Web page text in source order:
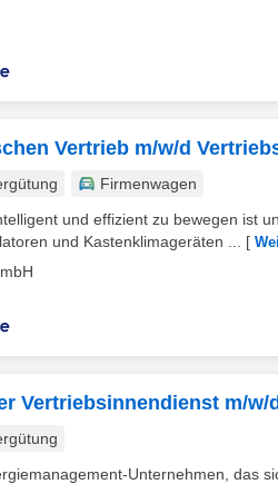
Vertrieb m/w/d
Firmenwagen
und effizient zu bewegen ist
und Kastenklimageräten ...
[
Vertriebsinnendienst m/w/d
Unternehmen, das